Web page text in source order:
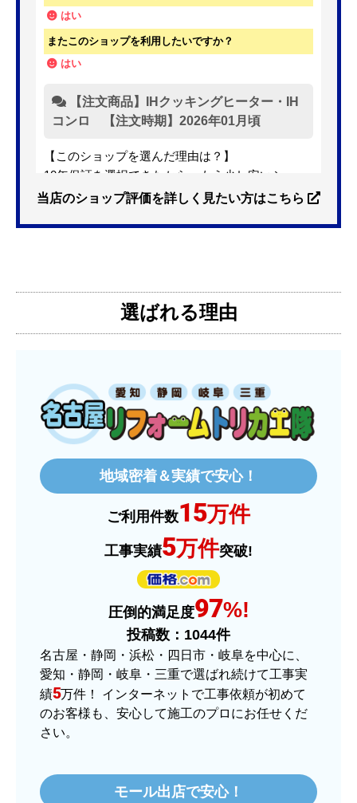
はい
またこのショップを利用したいですか？
はい
【注文商品】IHクッキングヒーター・IH
コンロ 【注文時期】2026年01月頃
【このショップを選んだ理由は？】
10年保証を選択できたから。もう少し安いショッ
プも有ったが、5年保証しかなかった。
【その他感想・コメント】
ものおきものおきさん
2025年12月26日 18:45
欲しい商品をスムーズに注文できましたか？
はい
ショップからの連絡や対応は適切でしたか？
商品の梱包は必要十分なものでしたか？
またこのショップを利用したいですか？
はい
【注文商品】ヒーター・ストーブ 【注
文時期】2025年11月頃（モバイルから）
【このショップを選んだ理由は？】
【注文からどのくらいで届きましたか？】
当店のショップ評価を詳しく見たい方はこちら
選ばれる理由
地域密着＆実績で安心！
ご利用件数15万件
工事実績5万件突破!
圧倒的満足度97%!
投稿数： 1044件
名古屋・静岡・浜松・四日市・岐阜を中心に、
愛知・静岡・岐阜・三重で選ばれ続けて工事実
績5万件！ インターネットで工事依頼が初めて
のお客様も、安心して施工のプロにお任せくだ
さい。
モール出店で安心！